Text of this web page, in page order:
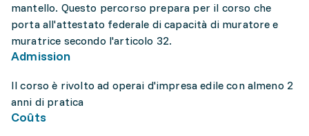
mantello. Questo percorso prepara per il corso che
porta all'attestato federale di capacità di muratore e
muratrice secondo l'articolo 32.
Admission
Il corso è rivolto ad operai d'impresa edile con almeno 2
anni di pratica
Coûts